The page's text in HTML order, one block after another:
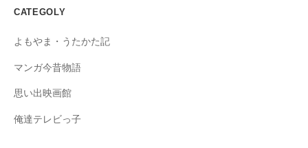
CATEGOLY
よもやま・うたかた記
マンガ今昔物語
思い出映画館
俺達テレビっ子